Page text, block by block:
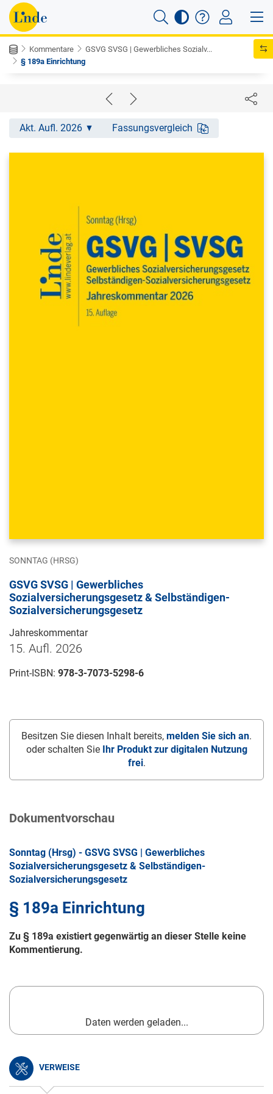
Kommentare
GSVG SVSG | Gewerbliches Sozialv...
§ 189a Einrichtung
Akt. Aufl. 2026 Fassungsvergleich
SONNTAG (HRSG)
GSVG SVSG | Gewerbliches
Sozialversicherungsgesetz & Selbständigen-
Sozialversicherungsgesetz
Jahreskommentar
15. Aufl. 2026
Print-ISBN: 978-3-7073-5298-6
Besitzen Sie diesen Inhalt bereits, melden Sie sich an.
oder schalten Sie
Ihr Produkt zur digitalen Nutzung
frei.
Dokumentvorschau
Sonntag (Hrsg) - GSVG SVSG | Gewerbliches
Sozialversicherungsgesetz & Selbständigen-
Sozialversicherungsgesetz
§ 189a Einrichtung
Zu § 189a existiert gegenwärtig an dieser Stelle keine
Kommentierung.
Daten werden geladen...
VERWEISE